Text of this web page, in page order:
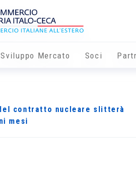
Sviluppo Mercato Soci
contratto nucleare slitterà
mesi